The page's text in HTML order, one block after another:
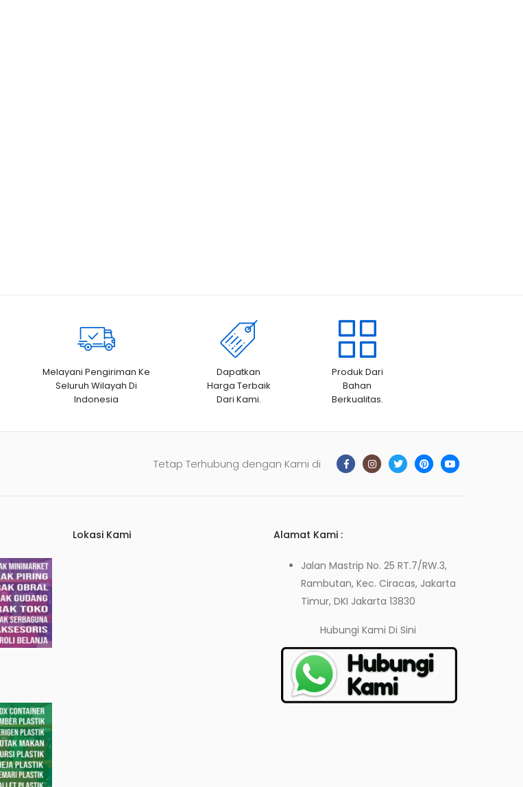
Melayani Pengiriman Ke
Seluruh Wilayah Di
Indonesia
Dapatkan
Harga Terbaik
Dari Kami.
Produk Dari
Bahan
Berkualitas.
Tetap Terhubung dengan Kami di
Lokasi Kami Alamat Kami :
Jalan Mastrip No. 25 RT.7/RW.3,
Rambutan, Kec. Ciracas, Jakarta
Timur, DKI Jakarta 13830
Hubungi KamiDi Sini